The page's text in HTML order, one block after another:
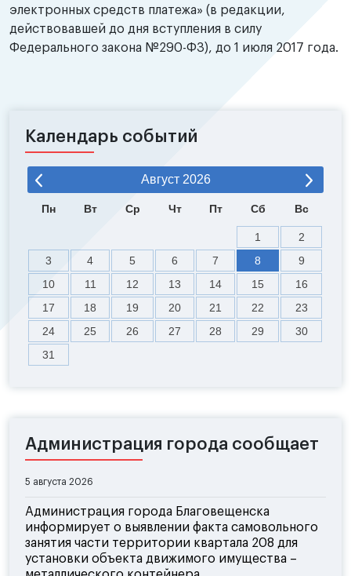
электронных средств платежа» (в редакции,
действовавшей до дня вступления в силу
Федерального закона №290-ФЗ), до 1 июля 2017 года.
Календарь событий
Август 2026
Пн Вт Ср Чт Пт Сб Вс
1
2
3
4 5 6 7 8
9
10
11 12 13 14 15
16
17
18 19 20 21 22
23
24
25 26 27 28 29
30
31
Администрация города сообщает
5 августа 2026
Администрация города Благовещенска
информирует о выявлении факта самовольного
занятия части территории квартала 208 для
установки объекта движимого имущества –